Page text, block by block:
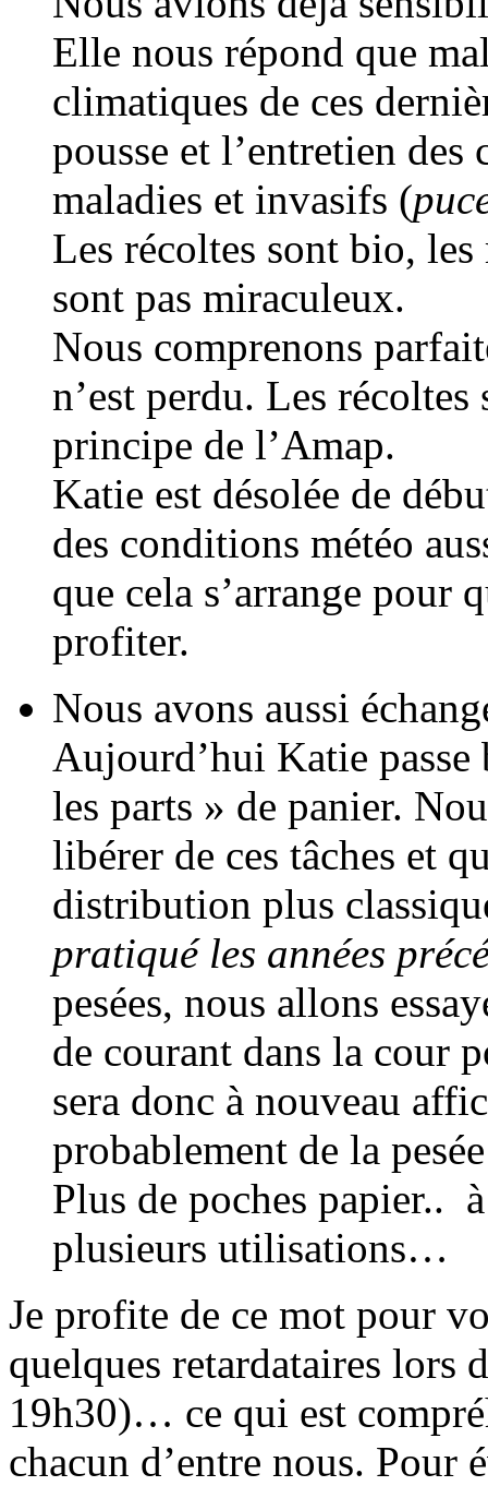
Elle nous répond que
climatiques de ces
pousse et l’entretien
maladies et invasifs (
Les récoltes sont bio,
sont pas miraculeux.
Nous comprenons
n’est perdu. Les récoltes
principe de l’Amap.
Katie est désolée de
des conditions météo
que cela s’arrange pour
profiter.
Nous avons aussi
Aujourd’hui Katie passe
les parts » de panier.
libérer de ces tâches et
distribution plus
pratiqué les années
pesées, nous allons
de courant dans la cour
sera donc à nouveau
probablement de la
Plus de poches papier..
plusieurs utilisations…
Je profite de ce mot pour
quelques retardataires
19h30)… ce qui est
chacun d’entre nous. Pour